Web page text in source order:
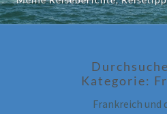
Kategorie:
Frankreich und